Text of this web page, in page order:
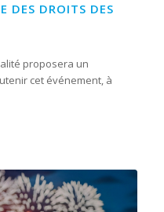
DES DROITS DES
proposera un
cet événement, à